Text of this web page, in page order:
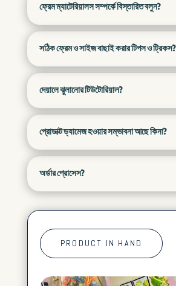
ফ্রেম ম্যাটেরিয়ালস সম্পর্কে বিস্তারিত বলুন?
সঠিক ফ্রেম ও সাইজ বাছাই করার টিপস ও ট্রিকস?
দেয়ালে ঝুলানোর টিউটোরিয়াল?
প্রোডাক্ট ড্যামেজ হওয়ার সম্ভাবনা আছে কিনা?
অর্ডার প্রোসেস?
PRODUCT IN HAND